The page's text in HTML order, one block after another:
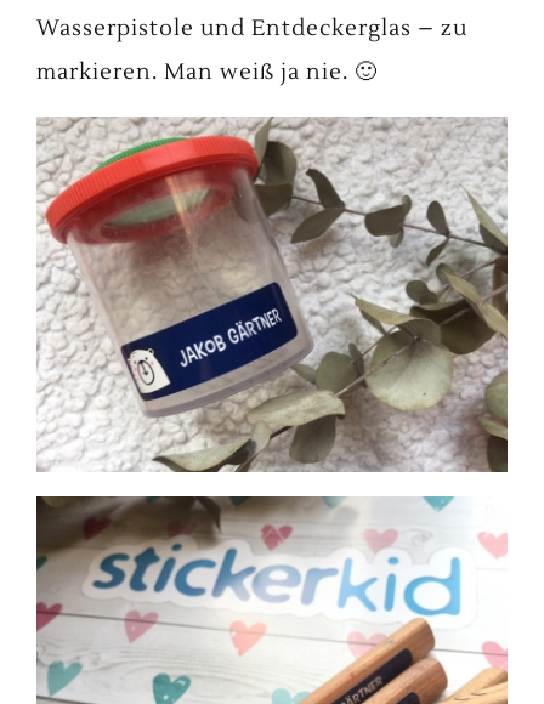
Wasserpistole und Entdeckerglas – zu
markieren. Man weiß ja nie. 🙂